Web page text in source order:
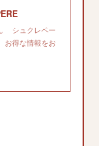
シュクレペー
お得な情報をお